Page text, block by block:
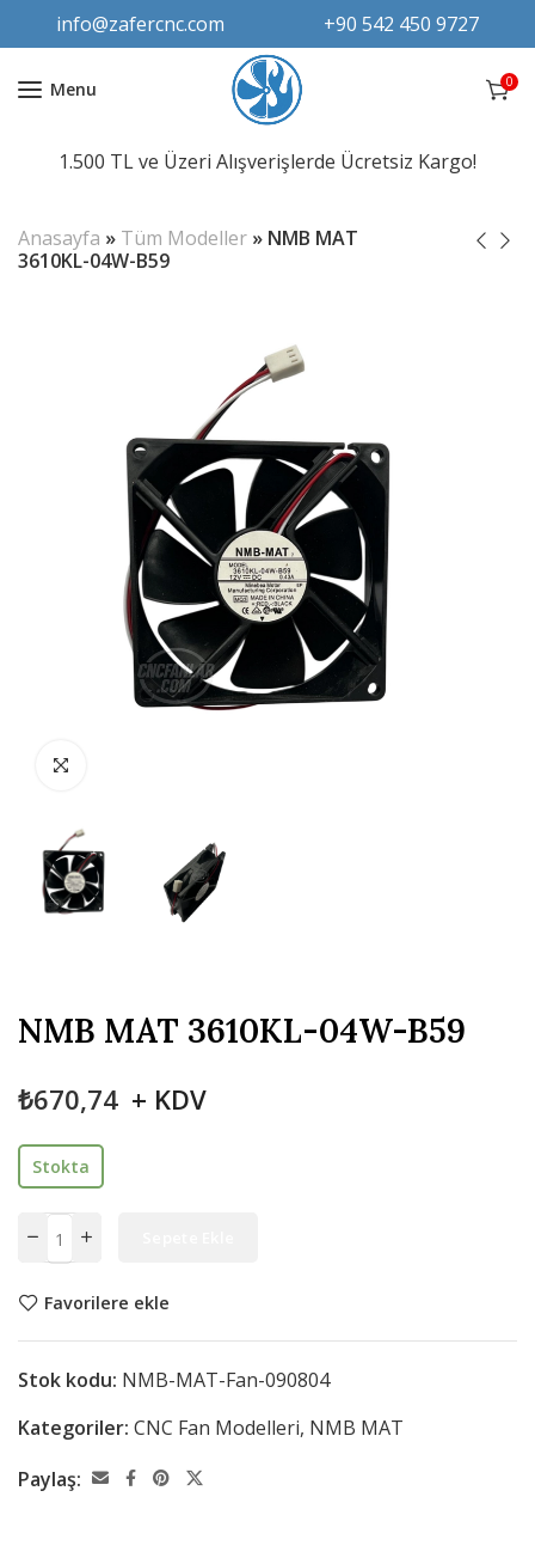
info@zafercnc.com +90 542 450 9727
Menu 0
1.500 TL ve Üzeri Alışverişlerde Ücretsiz Kargo!
Anasayfa » Tüm Modeller » NMB MAT
3610KL-04W-B59
NMB MAT 3610KL-04W-B59
₺670,74 + KDV
Stokta
Favorilere ekle
Stok kodu: NMB-MAT-Fan-090804
Kategoriler: CNC Fan Modelleri, NMB MAT
Paylaş: